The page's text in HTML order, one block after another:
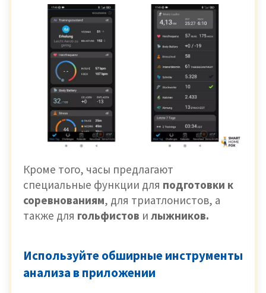
Кроме того, часы предлагают
специальные функции для подготовки к
соревнованиям, для триатлонистов, а
также для гольфистов и лыжников.
Используйте обширные инструменты
анализа в приложении